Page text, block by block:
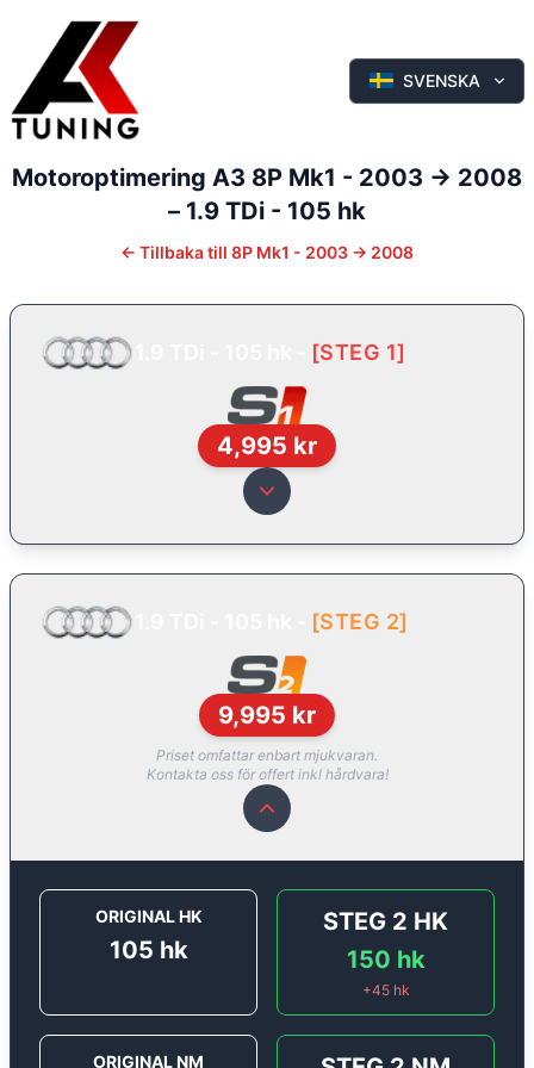
SVENSKA
Motoroptimering A3 8P Mk1 - 2003 -> 2008
– 1.9 TDi - 105 hk
← Tillbaka till 8P Mk1 - 2003 -> 2008
[STEG 1]
4,995 kr
[STEG 2]
9,995 kr
Priset omfattar enbart mjukvaran.
Kontakta oss för offert inkl hårdvara!
ORIGINAL HK
105 hk
STEG 2 HK
150 hk
+45hk
ORIGINAL NM